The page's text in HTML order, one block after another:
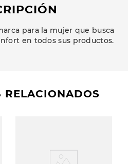
para la mujer que busca
en todos sus productos.
RELACIONADOS